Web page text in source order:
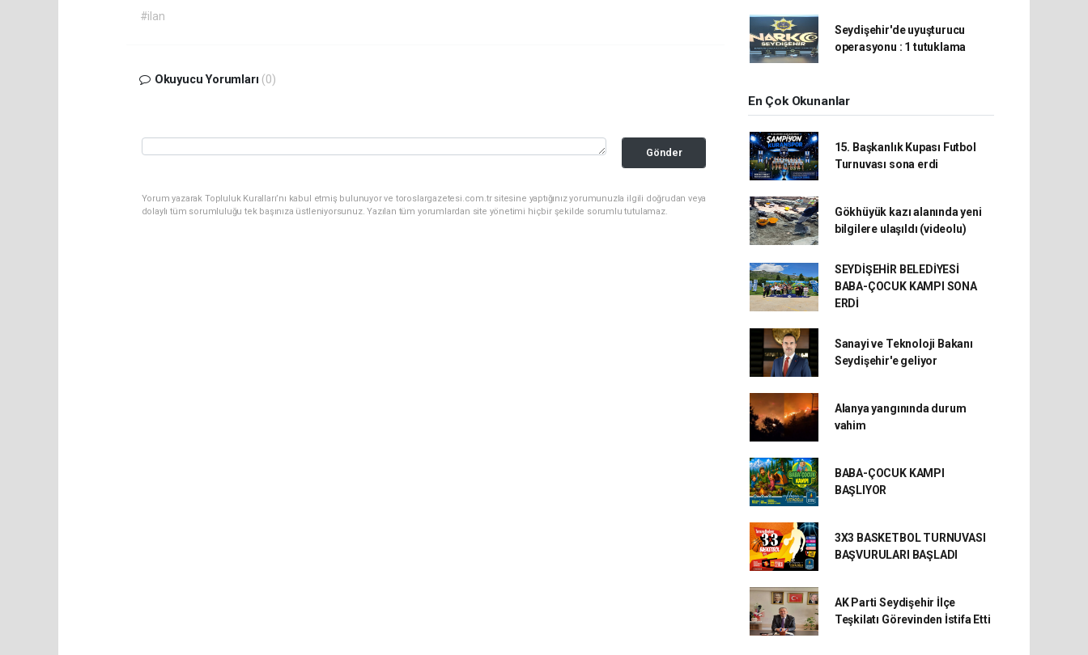
#ilan
Okuyucu Yorumları (0)
Gönder
Yorum yazarak Topluluk Kuralları’nı kabul etmiş bulunuyor ve toroslargazetesi.com.tr sitesine yaptığınız yorumunuzla ilgili doğrudan veya
dolaylı tüm sorumluluğu tek başınıza üstleniyorsunuz. Yazılan tüm yorumlardan site yönetimi hiçbir şekilde sorumlu tutulamaz.
Seydişehir'de uyuşturucu
operasyonu : 1 tutuklama
En Çok Okunanlar
15. Başkanlık Kupası Futbol
Turnuvası sona erdi
Gökhüyük kazı alanında yeni
bilgilere ulaşıldı (videolu)
SEYDİŞEHİR BELEDİYESİ
BABA-ÇOCUK KAMPI SONA
ERDİ
Sanayi ve Teknoloji Bakanı
Seydişehir'e geliyor
Alanya yangınında durum
vahim
BABA-ÇOCUK KAMPI
BAŞLIYOR
3X3 BASKETBOL TURNUVASI
BAŞVURULARI BAŞLADI
AK Parti Seydişehir İlçe
Teşkilatı Görevinden İstifa Etti